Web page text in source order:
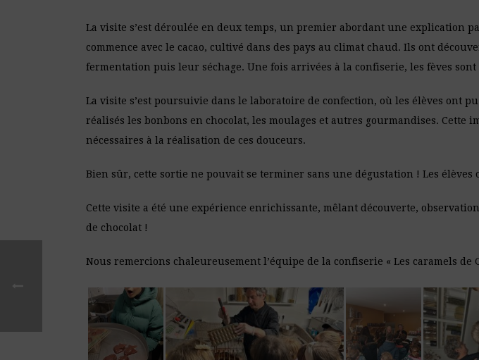
La visite s’est déroulée en deux temps, un premier abordant une explication
commence avec le cacao, cultivé dans des pays au climat chaud. Ils ont
fermentation puis leur séchage. Une fois arrivées à la confiserie, les fèves
La visite s’est poursuivie dans le laboratoire de confection, où les élèves ont
réalisés les bonbons en chocolat, les moulages et autres gourmandises.
nécessaires à la réalisation de ces douceurs.
Bien sûr, cette sortie ne pouvait se terminer sans une dégustation ! Les
Cette visite a été une expérience enrichissante, mêlant découverte,
de chocolat !
Nous remercions chaleureusement l’équipe de la confiserie « Les caramels de